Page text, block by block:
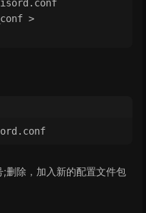
>
删除，加入新的配置文件包